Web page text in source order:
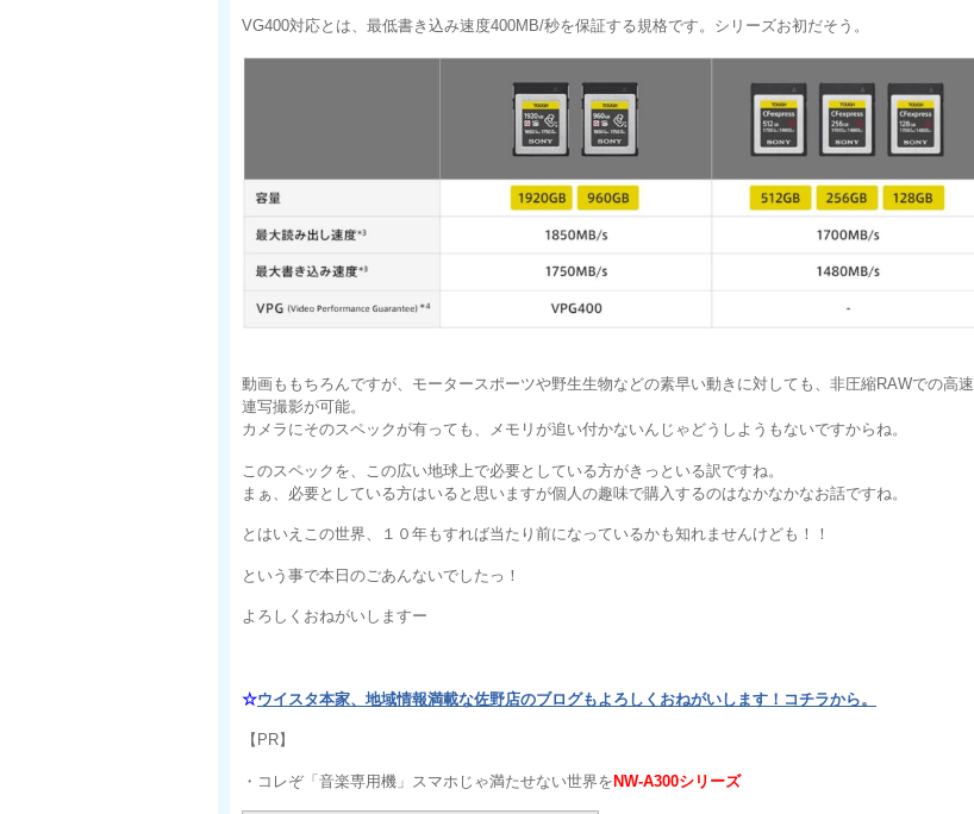
VG400対応とは、最低書き込み速度400MB/秒を保証する規格です。シリーズお初だそう。
動画ももちろんですが、モータースポーツや野生生物などの素早い動きに対しても、非圧縮RAWでの高速
連写撮影が可能。
カメラにそのスペックが有っても、メモリが追い付かないんじゃどうしようもないですからね。
このスペックを、この広い地球上で必要としている方がきっといる訳ですね。
まぁ、必要としている方はいると思いますが個人の趣味で購入するのはなかなかなお話ですね。
とはいえこの世界、１０年もすれば当たり前になっているかも知れませんけども！！
という事で本日のごあんないでしたっ！
よろしくおねがいしますー
☆ウイスタ本家、地域情報満載な佐野店のブログもよろしくおねがいします！コチラから。
【PR】
・コレぞ「音楽専用機」スマホじゃ満たせない世界をNW-A300シリーズ